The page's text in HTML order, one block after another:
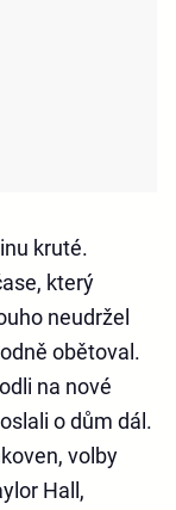
kruté.
který
neudržel
obětoval.
na nové
o dům dál.
volby
Hall,